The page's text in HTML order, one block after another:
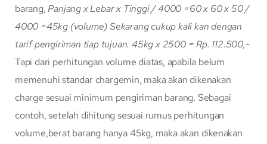
barang,Panjang x Lebar x Tinggi / 4000 =60 x 60 x 50 /
4000 =45kg (volume)Sekarang cukup kali kan dengan
tarif pengiriman tiap tujuan. 45kg x 2500 = Rp. 112.500,-
Tapi dari perhitungan volume diatas, apabila belum
memenuhi standar chargemin, maka akan dikenakan
charge sesuai minimum pengiriman barang. Sebagai
contoh, setelah dihitung sesuai rumus perhitungan
volume,berat barang hanya 45kg, maka akan dikenakan